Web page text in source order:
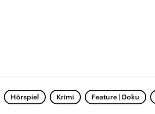
Hörspiel Krimi Feature | Doku